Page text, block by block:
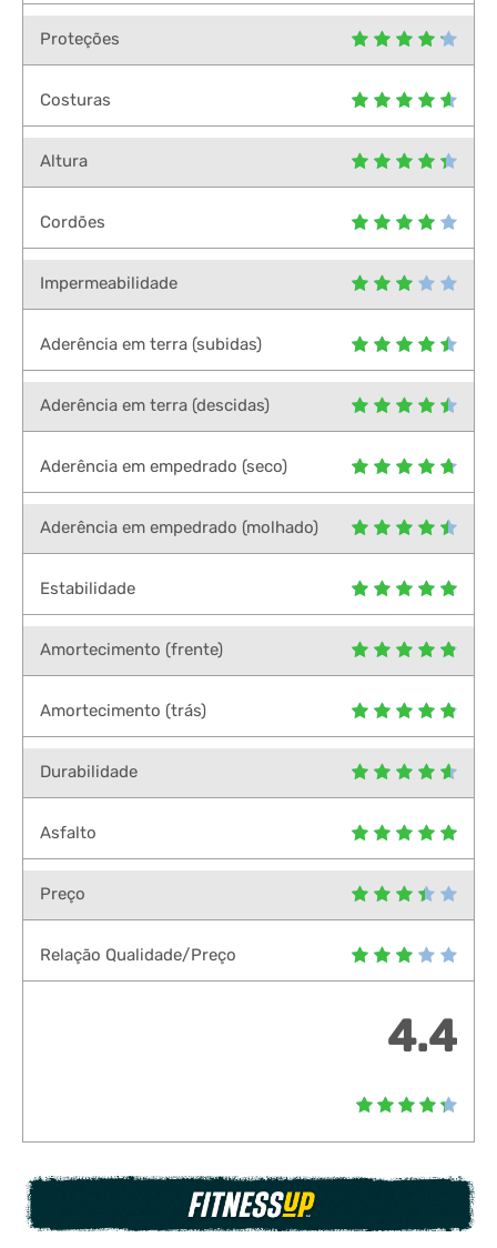
Proteções
Costuras
Altura
Cordões
Impermeabilidade
Aderência em terra (subidas)
Aderência em terra (descidas)
Aderência em empedrado (seco)
Aderência em empedrado (molhado)
Estabilidade
Amortecimento (frente)
Amortecimento (trás)
Durabilidade
Asfalto
Preço
Relação Qualidade/Preço
4.4